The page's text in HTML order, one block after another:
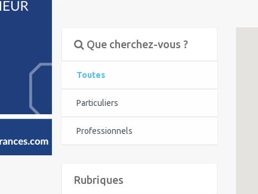
Que cherchez-vous ?
Toutes
Particuliers
Professionnels
Rubriques